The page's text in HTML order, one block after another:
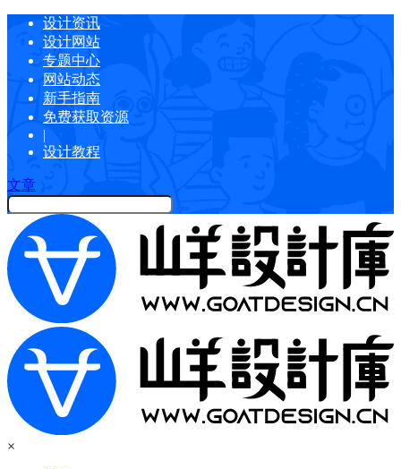
设计资讯
设计网站
专题中心
网站动态
新手指南
免费获取资源
|
设计教程
文章
×